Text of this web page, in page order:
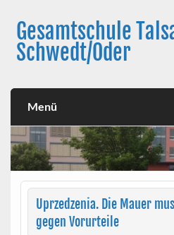
contentGesamtschule
Schwedt/Oder
Menü
Uprzedzenia. Die Mauer
gegen Vorurteile